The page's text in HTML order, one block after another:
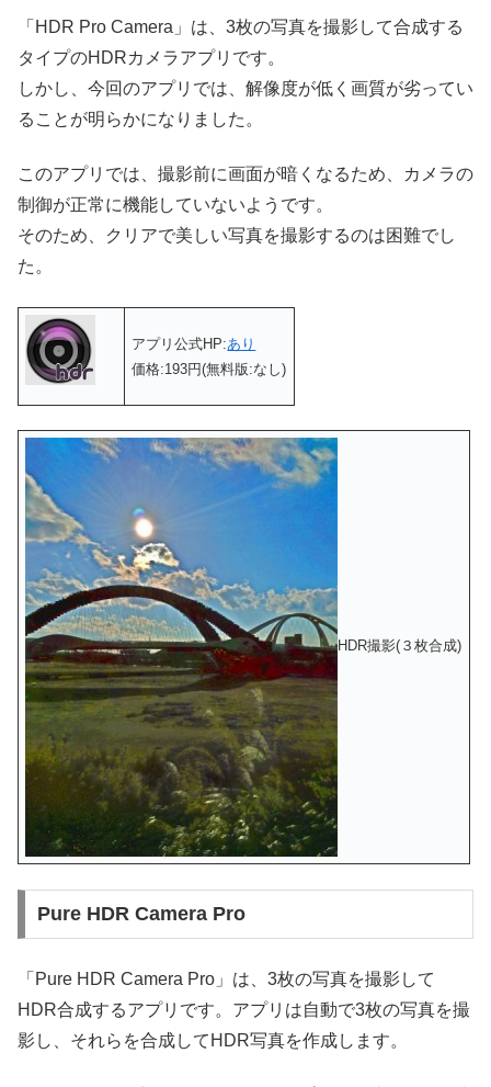
「HDR Pro Camera」は、3枚の写真を撮影して合成する
タイプのHDRカメラアプリです。
しかし、今回のアプリでは、解像度が低く画質が劣ってい
ることが明らかになりました。
このアプリでは、撮影前に画面が暗くなるため、カメラの
制御が正常に機能していないようです。
そのため、クリアで美しい写真を撮影するのは困難でし
た。
アプリ公式HP:あり
価格:193円(無料版:なし)
HDR撮影(３枚合成)
Pure HDR Camera Pro
「Pure HDR Camera Pro」は、3枚の写真を撮影して
HDR合成するアプリです。アプリは自動で3枚の写真を撮
影し、それらを合成してHDR写真を作成します。